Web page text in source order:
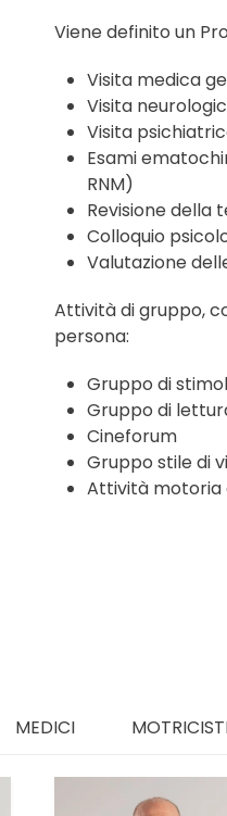
Viene definito un
Visita medica
Visita
Visita
Esami
RNM)
Revisione della
Colloquio
Valutazione
Attività di gruppo,
persona:
Gruppo di
Gruppo di
Cineforum
Gruppo stile di
Attività
MEDICI